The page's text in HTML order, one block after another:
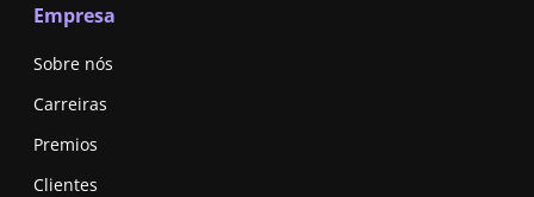
Empresa
Sobre nós
Carreiras
Premios
Clientes